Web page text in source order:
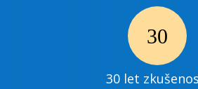
30
30 let